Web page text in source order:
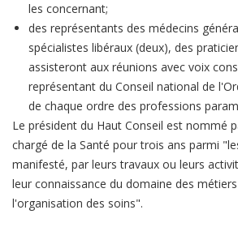
les concernant;
des représentants des médecins
spécialistes libéraux (deux), des
assisteront aux réunions avec voix
représentant du Conseil national de
de chaque ordre des professions
Le président du Haut Conseil est nommé
chargé de la Santé pour trois ans parmi
manifesté, par leurs travaux ou leurs
leur connaissance du domaine des
l'organisation des soins".